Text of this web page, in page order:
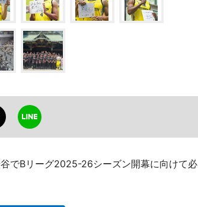
でBリーグ2025-26シーズン開幕に向けて必